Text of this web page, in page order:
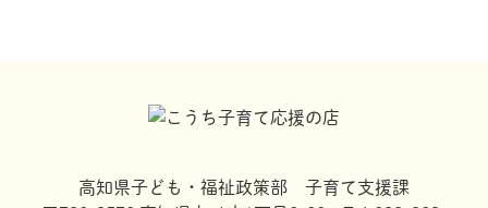
高知県子ども・福祉政策部 子育て支援課